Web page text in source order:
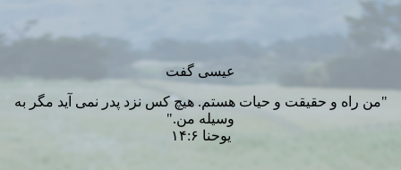
عیسی گفت
"من راه و حقیقت و حیات هستم. هیچ کس نزد پدر نمی آید مگر به
وسیله من."
یوحنا ۱۴:۶